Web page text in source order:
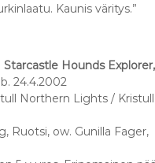
Kaunis väritys.”
Starcastle Hounds Explorer,
24.4.2002
Northern Lights /
Ruotsi, ow. Gunilla Fager,